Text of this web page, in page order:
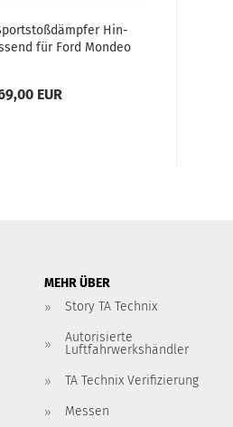
Hin­
für Ford Mon­deo
EUR
MEHR ÜBER
Story TA Technix
Autorisierte
Luftfahrwerkshändler
TA Technix Verifizierung
Messen